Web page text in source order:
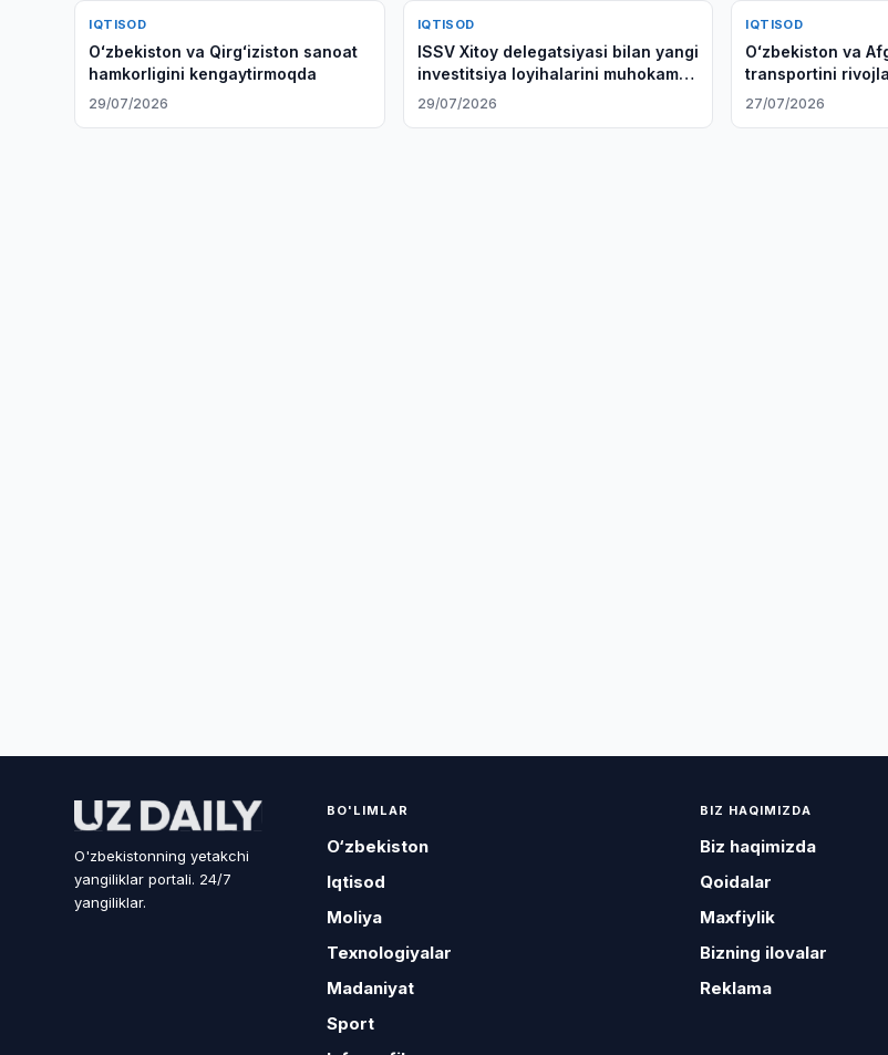
IQTISOD
Oʻzbekiston va Qirgʻiziston sanoat
hamkorligini kengaytirmoqda
29/07/2026
IQTISOD
ISSV Xitoy delegatsiyasi bilan yangi
investitsiya loyihalarini muhokama
qildi
29/07/2026
IQTISOD
Oʻzbekiston va
transportini
masalalarini
27/07/2026
O'zbekistonning yetakchi
yangiliklar portali. 24/7
yangiliklar.
BO'LIMLAR
O‘zbekiston
Iqtisod
Moliya
Texnologiyalar
Madaniyat
Sport
BIZ HAQIMIZDA
Biz haqimizda
Qoidalar
Maxfiylik
Bizning ilovalar
Reklama